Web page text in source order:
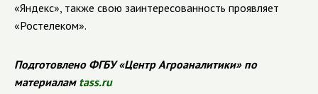
«Яндекс», также свою заинтересованность проявляет
«Ростелеком».
Подготовлено ФГБУ «Центр Агроаналитики» по
материалам tass.ru